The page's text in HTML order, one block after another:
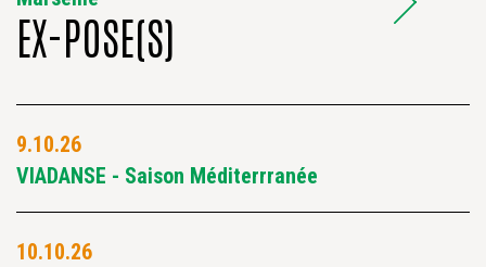
Marseille
EX-POSE(S)
9.10.26
VIADANSE - Saison Méditerrranée